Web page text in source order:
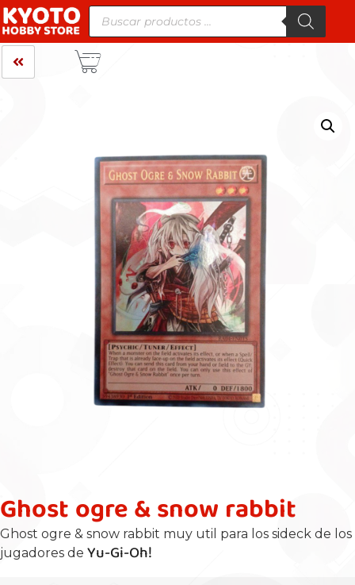
Ghost ogre & snow rabbit
Ghost ogre & snow rabbit muy util para los sideck de los
jugadores de Yu-Gi-Oh!